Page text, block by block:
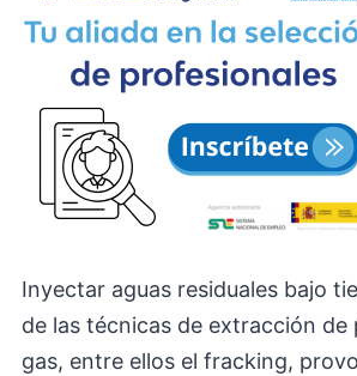
Inyectar aguas residuales bajo
de las técnicas de extracción de
gas, entre ellos el fracking,